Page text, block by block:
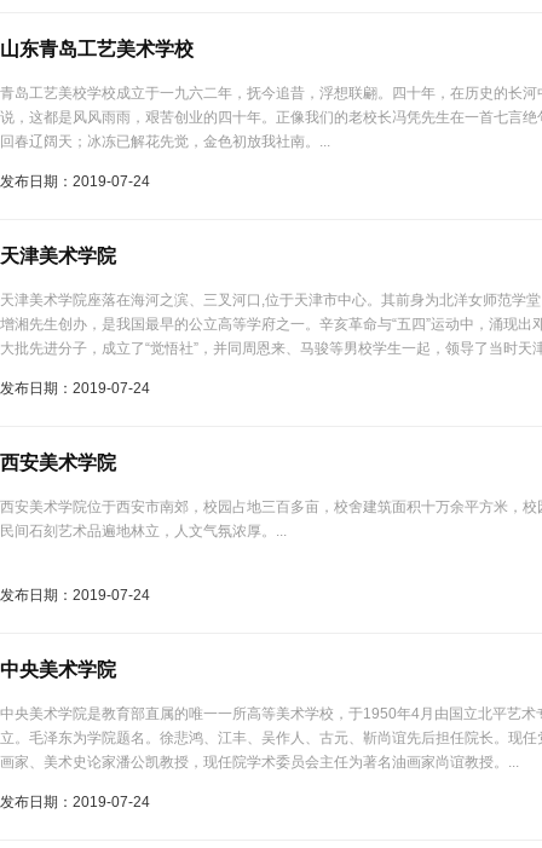
山东青岛工艺美术学校
青岛工艺美校学校成立于一九六二年，抚今追昔，浮想联翩。四十年，在历史的长
说，这都是风风雨雨，艰苦创业的四十年。正像我们的老校长冯凭先生在一首七言
回春辽阔天；冰冻已解花先觉，金色初放我社南。...
发布日期：2019-07-24
天津美术学院
天津美术学院座落在海河之滨、三叉河口,位于天津市中心。其前身为北洋女师范学
增湘先生创办，是我国最早的公立高等学府之一。辛亥革命与“五四”运动中，涌现
大批先进分子，成立了“觉悟社”，并同周恩来、马骏等男校学生一起，领导了当时
发布日期：2019-07-24
西安美术学院
西安美术学院位于西安市南郊，校园占地三百多亩，校舍建筑面积十万余平方米，
民间石刻艺术品遍地林立，人文气氛浓厚。...
发布日期：2019-07-24
中央美术学院
中央美术学院是教育部直属的唯一一所高等美术学校，于1950年4月由国立北平艺
立。毛泽东为学院题名。徐悲鸿、江丰、吴作人、古元、靳尚谊先后担任院长。现
画家、美术史论家潘公凯教授，现任院学术委员会主任为著名油画家尚谊教授。...
发布日期：2019-07-24